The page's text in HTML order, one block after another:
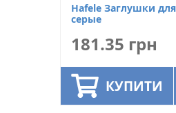
Hafele Заглушки для
серые
181.35 грн
КУПИТИ